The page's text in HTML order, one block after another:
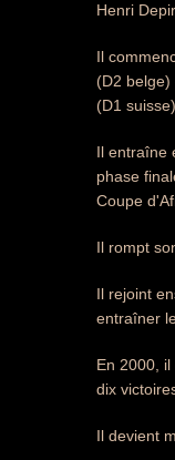
Henri
Il
(D2
(D1 suisse).
Il entraîne
phase
Coupe
Il rompt
Il rejoint
entraîner
En 2000,
dix
Il devient